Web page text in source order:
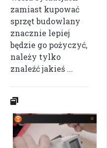
zamiast kupować
sprzęt budowlany
znacznie lepiej
będzie go pożyczyć,
należy tylko
znaleźć jakieś ...